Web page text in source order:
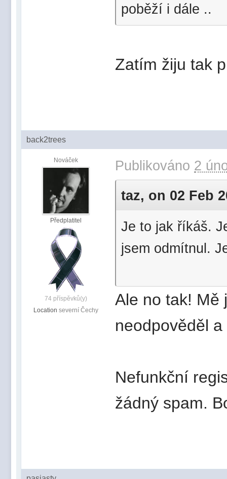
poběží i dále ..
Zatím žiju tak
back2trees
Nováček
Předplatitel
74 příspěvků(y)
Location severní Čechy
Publikováno 2
taz, on 02 Feb
Je to jak říkáš.
jsem odmítnul.
Ale no tak! Mě
neodpověděl
Nefunkční
žádný spam.